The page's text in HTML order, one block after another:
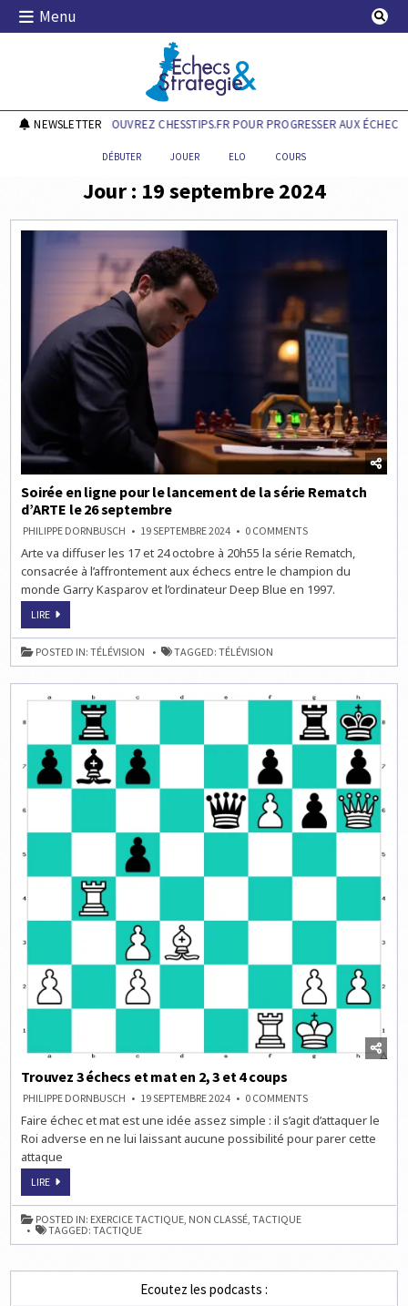
Skip
Menu
Echecs & Stratégie
NEWSLETTERDÉCOUVREZ CHESSTIPS.FR POUR PROGRESSER AUX ÉCHECS !
DÉBUTER JOUER ELO COURS
Jour : 19 septembre 2024
Soirée en ligne pour le lancement de la série Rematch
d’ARTE le 26 septembre
PHILIPPE DORNBUSCH 19 SEPTEMBRE 2024 0 COMMENTSON
EN
LIGNE
POUR
LE
LANCEMENT
REMATCH
26
SEPTEMBRE
Arte va diffuser les 17 et 24 octobre à 20h55 la série Rematch,
consacrée à l’affrontement aux échecs entre le champion du
monde Garry Kasparov et l’ordinateur Deep Blue en 1997.
LIRESOIRÉE
LIGNE
POUR
LE
LANCEMENT
SÉRIE
REMATCH
26
SEPTEMBRE
POSTED IN:TÉLÉVISION TAGGED:TÉLÉVISION
Trouvez 3 échecs et mat en 2, 3 et 4 coups
PHILIPPE DORNBUSCH 19 SEPTEMBRE 2024 0 COMMENTSON
3
ET
4
Faire échec et mat est une idée assez simple : il s’agit d’attaquer le
Roi adverse en ne lui laissant aucune possibilité pour parer cette
attaque
LIRETROUVEZ
ÉCHECS
ET
MAT
EN
2,
ET
POSTED IN: EXERCICE TACTIQUE, NON CLASSÉ,TACTIQUE
TAGGED:TACTIQUE
Ecoutez les podcasts :